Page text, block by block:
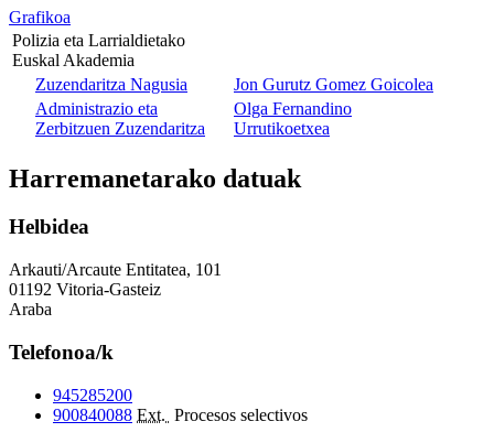
Grafikoa
Polizia eta Larrialdietako
Euskal Akademia
Zuzendaritza Nagusia
Jon Gurutz Gomez Goicolea
Administrazio eta
Zerbitzuen Zuzendaritza
Olga Fernandino
Urrutikoetxea
Harremanetarako datuak
Helbidea
Arkauti/Arcaute Entitatea, 101
01192 Vitoria-Gasteiz
Araba
Telefonoa/k
945285200
900840088 Ext. Procesos selectivos